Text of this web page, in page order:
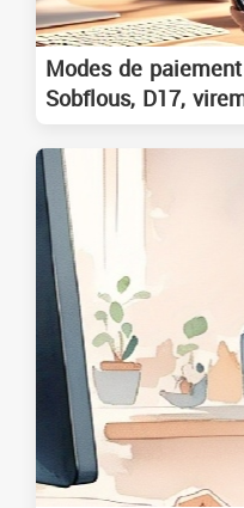
Modes de
Sobflous, D17,